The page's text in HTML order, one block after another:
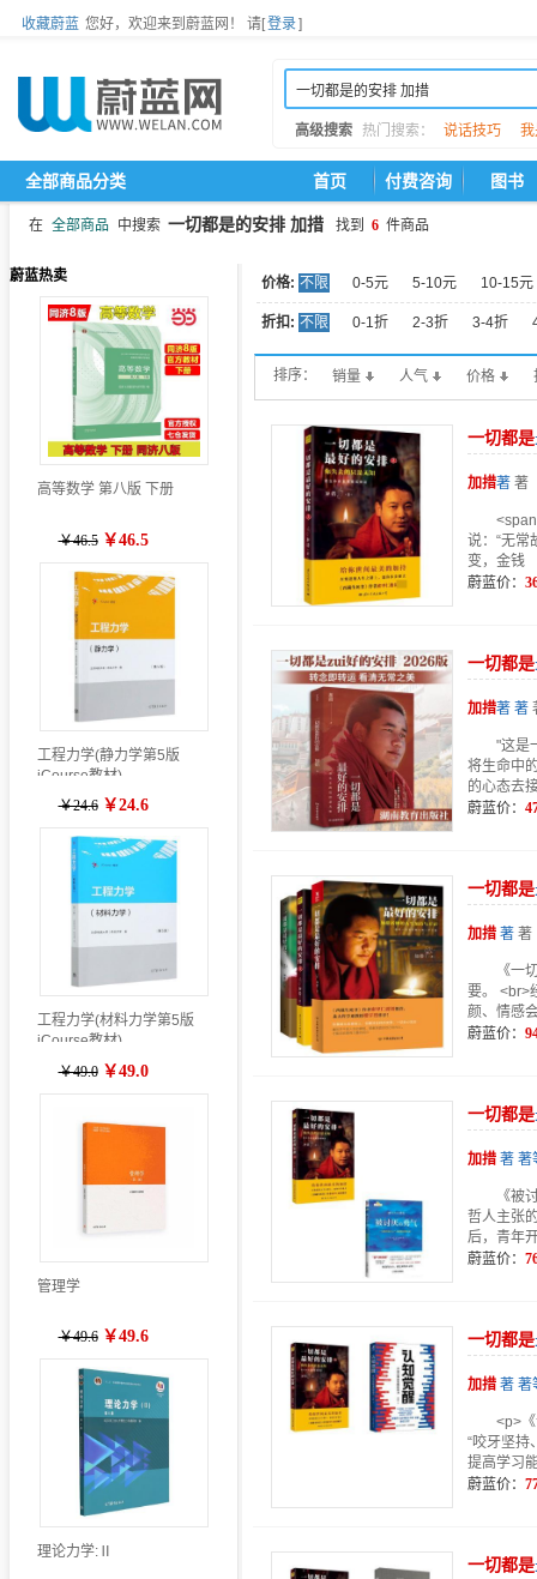
收藏蔚蓝 您好，欢迎来到蔚蓝网！ 请[登录]
高级搜索 热门搜索： 说话技巧
全部商品分类 首页 付费咨询 图书
在 全部商品 中搜索 一切都是的安排 加措 找到 6 件商品
蔚蓝热卖
高等数学 第八版 下册
￥46.5 ￥46.5
工程力学(静力学第5版
iCourse教材)
￥24.6 ￥24.6
工程力学(材料力学第5版
iCourse教材)
￥49.0 ￥49.0
管理学
￥49.6 ￥49.6
理论力学:Ⅱ
价格: 不限 0-5元 5-10元 10-15元
折扣: 不限 0-1折 2-3折 3-4折
排序： 销量 人气 价格
一切都是
加措著 著
说：“无常
变，金钱
蔚蓝价：
一切都是
加措著 著
"这是
将生命中
的心态去
蔚蓝价：
一切都是
加措 著 著
《一
要。 <br>
颜、情感
蔚蓝价：
一切都是
加措 著 著
《被
哲人主张
后，青年
蔚蓝价：
一切都是
加措 著 著
<p>
“咬牙坚持
提高学习
蔚蓝价：
一切都是